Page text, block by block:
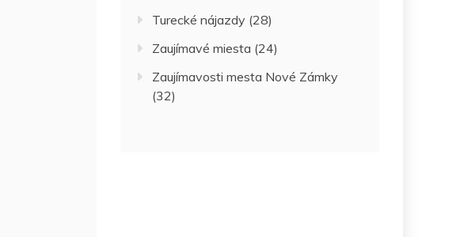
Turecké nájazdy (28)
Zaujímavé miesta (24)
Zaujímavosti mesta Nové Zámky
(32)